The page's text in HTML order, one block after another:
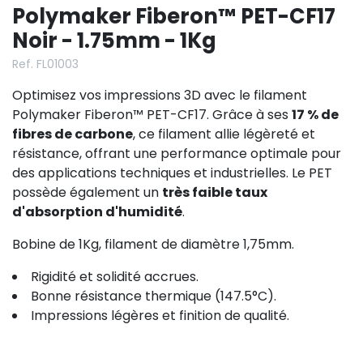
Polymaker Fiberon™ PET-CF17
Noir - 1.75mm - 1Kg
Ref. FL01003
Optimisez vos impressions 3D avec le filament
Polymaker Fiberon™ PET-CF17. Grâce à ses 17 % de
fibres de carbone, ce filament allie légèreté et
résistance, offrant une performance optimale pour
des applications techniques et industrielles. Le PET
possède également un très faible taux
d'absorption d'humidité.
Bobine de 1Kg, filament de diamètre 1,75mm.
Rigidité et solidité accrues.
Bonne résistance thermique (147.5°C).
Impressions légères et finition de qualité.